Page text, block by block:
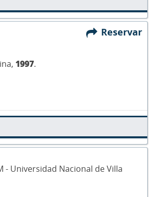
Reservar
1997.
- Universidad Nacional de Villa